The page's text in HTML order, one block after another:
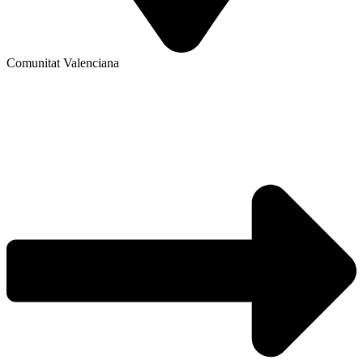
Comunitat Valenciana